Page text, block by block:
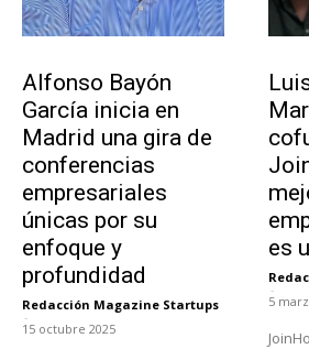
Alfonso Bayón
García inicia en
Madrid una gira de
conferencias
empresariales
únicas por su
enfoque y
profundidad
Redacción Magazine Startups
-
15 octubre 2025
es
-
5